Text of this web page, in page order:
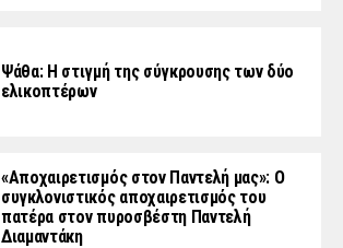
Ψάθα: Η στιγμή της σύγκρουσης των δύο
ελικοπτέρων
«Aποχαιρετισμός στον Παντελή μας»: Ο
συγκλονιστικός αποχαιρετισμός του
πατέρα στον πυροσβέστη Παντελή
Διαμαντάκη